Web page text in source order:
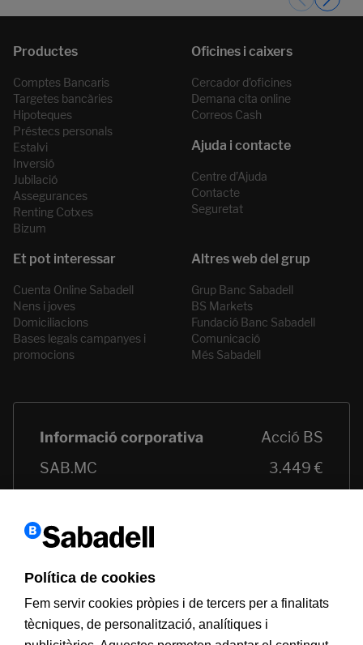
Comptes Bancaris
Targetes bancàries
Hipoteques
Préstecs personals
Estalvi
Inversió
Jubilació
Assegurances
Renting Cotxes
Bizum
Cercador d’oficines
Demana cita online
Correos Cash
Centre d’Ajuda
Contacte
Seguretat
Cuenta Online Sabadell
Nens i joves
Domiciliacions
Bases legals campanyes i
promocions
Grup Banc Sabadell
BS Markets
Fundació Banc Sabadell
Comunicació
Més Sabadell
Política de cookies
Fem servir cookies pròpies i de tercers per a finalitats
tècniques, de personalització, analítiques i